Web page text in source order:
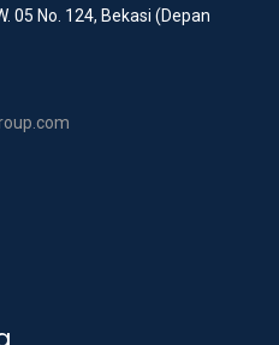
05 No. 124, Bekasi (Depan